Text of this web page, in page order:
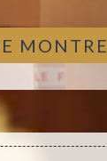
MONTRE